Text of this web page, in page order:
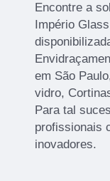
Encontre a
Império
em São
vidro,
Para tal
profissionais
inovadores.